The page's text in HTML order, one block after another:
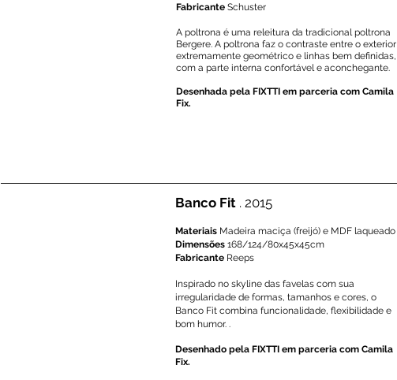
Fabricante Schuster
A poltrona é uma releitura da tradicional poltrona
Bergere. A poltrona faz o contraste entre o exterior
extremamente geométrico e linhas bem definidas,
com a parte interna confortável e aconchegante.
Desenhada pela FIXTTI em parceria com Camila
Fix.
Banco Fit . 2015
Materiais Madeira maciça (freijó) e MDF laqueado
Dimensões 168/124/80x45x45cm
Fabricante Reeps
​Inspirado no skyline das favelas com sua
irregularidade de formas, tamanhos e cores, o
Banco Fit combina funcionalidade, flexibilidade e
bom humor. .
Desenhado pela FIXTTI em parceria com Camila
Fix.